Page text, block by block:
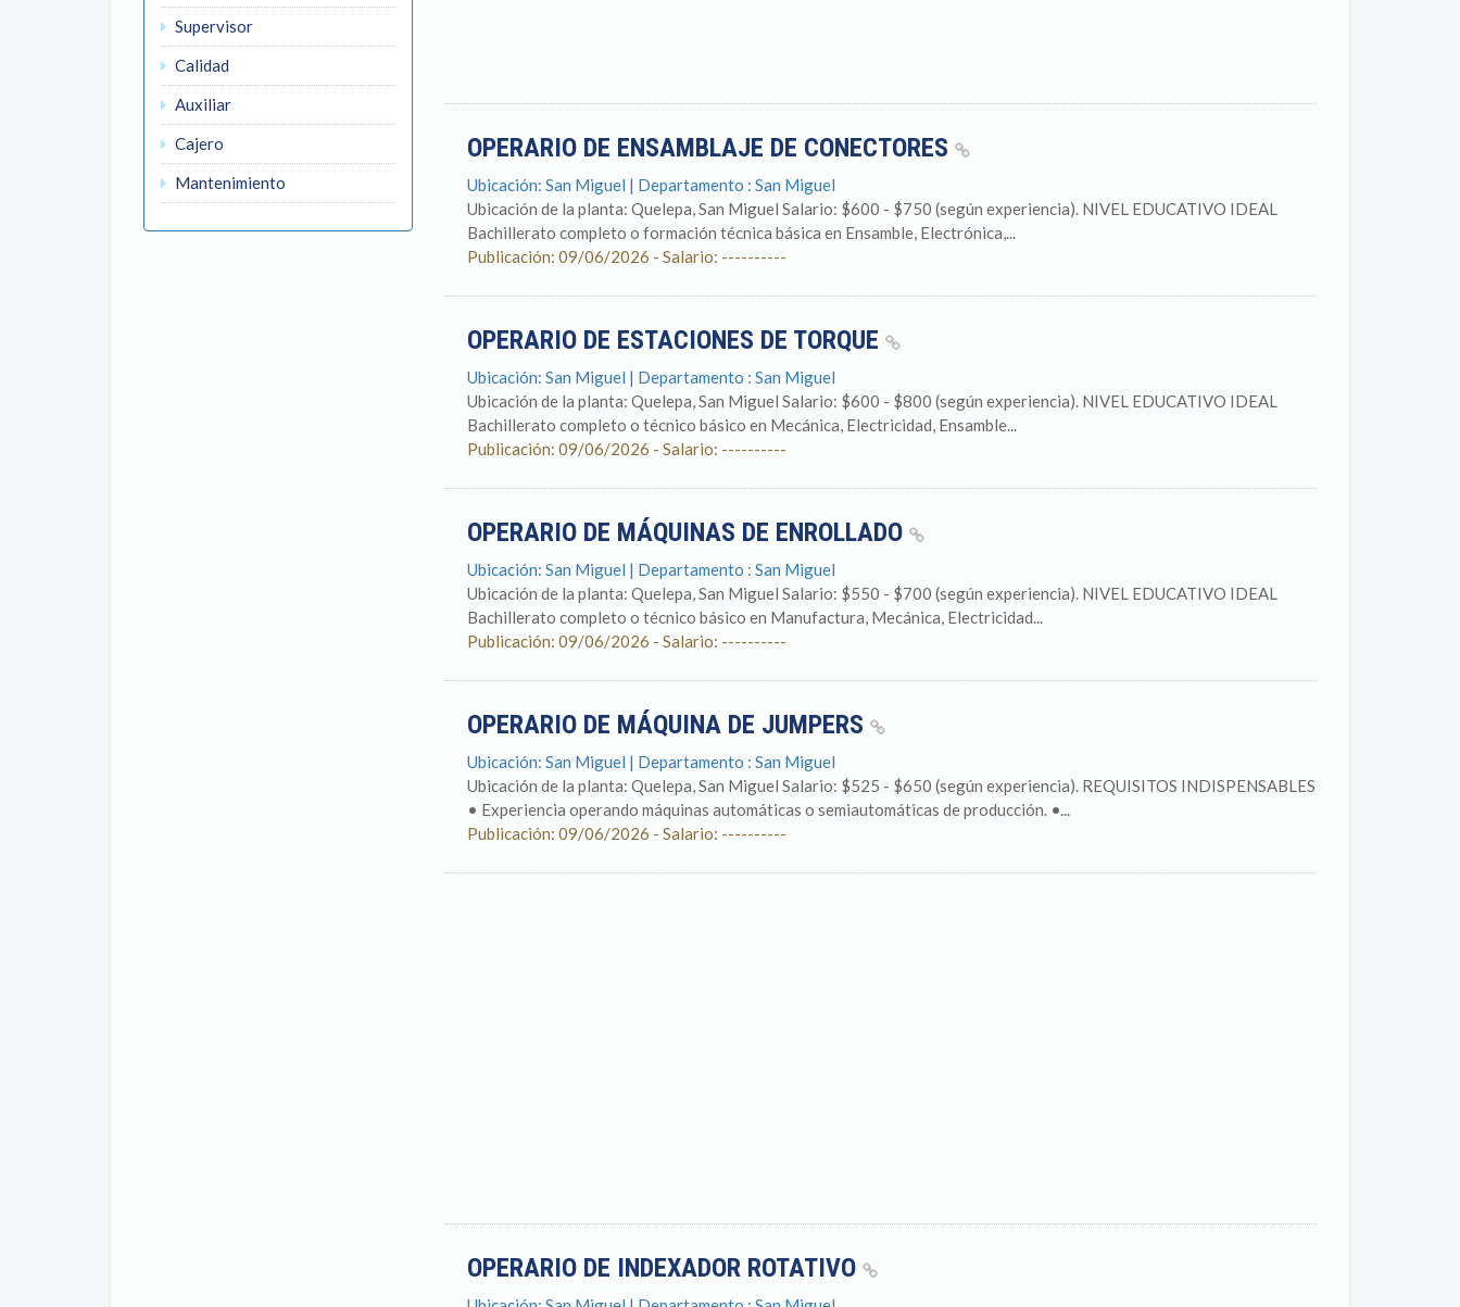
Supervisor
Calidad
Auxiliar
Cajero
Mantenimiento
OPERARIO DE ENSAMBLAJE DE CONECTORES
Ubicación: San Miguel | Departamento : San Miguel
Ubicación de la planta: Quelepa, San Miguel Salario: $600 - $750 (según experiencia). NIVEL EDUCATIVO IDEAL
Bachillerato completo o formación técnica básica en Ensamble, Electrónica,...
Publicación: 09/06/2026 - Salario: ----------
OPERARIO DE ESTACIONES DE TORQUE
Ubicación: San Miguel | Departamento : San Miguel
Ubicación de la planta: Quelepa, San Miguel Salario: $600 - $800 (según experiencia). NIVEL EDUCATIVO IDEAL
Bachillerato completo o técnico básico en Mecánica, Electricidad, Ensamble...
Publicación: 09/06/2026 - Salario: ----------
OPERARIO DE MÁQUINAS DE ENROLLADO
Ubicación: San Miguel | Departamento : San Miguel
Ubicación de la planta: Quelepa, San Miguel Salario: $550 - $700 (según experiencia). NIVEL EDUCATIVO IDEAL
Bachillerato completo o técnico básico en Manufactura, Mecánica, Electricidad...
Publicación: 09/06/2026 - Salario: ----------
OPERARIO DE MÁQUINA DE JUMPERS
Ubicación: San Miguel | Departamento : San Miguel
Ubicación de la planta: Quelepa, San Miguel Salario: $525 - $650 (según experiencia). REQUISITOS INDISPENSABLES
• Experiencia operando máquinas automáticas o semiautomáticas de producción. •...
Publicación: 09/06/2026 - Salario: ----------
OPERARIO DE INDEXADOR ROTATIVO